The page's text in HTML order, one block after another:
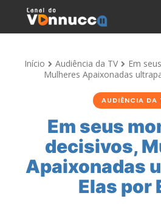
Início Audiência da TV
Em
Mulheres Apaixonadas
AUDIÊNCIA DA
Em seus
decisivos,
Apaixonadas
Elas por